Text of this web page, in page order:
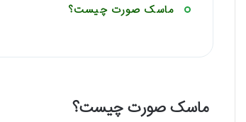
ماسک صورت چیست؟
ماسک صورت چیست؟